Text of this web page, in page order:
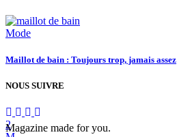
Mode
Maillot de bain : Toujours trop, jamais assez
NOUS SUIVRE
Magazine made for you.